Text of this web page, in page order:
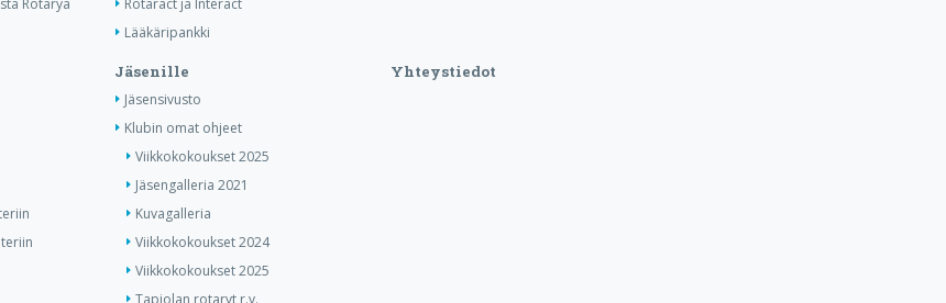
Lääkäripankki
Jäsenille
Jäsensivusto
Klubin omat ohjeet
Viikkokokoukset 2025
Jäsengalleria 2021
Kuvagalleria
Viikkokokoukset 2024
Viikkokokoukset 2025
Tapiolan rotaryt r.y.
Yhteystiedot